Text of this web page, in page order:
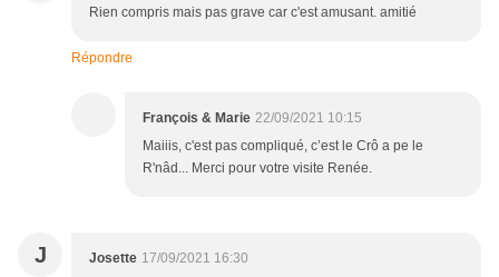
Rien compris mais pas grave car c'est amusant. amitié
Répondre
François & Marie 22/09/2021 10:15
Maiiis, c'est pas compliqué, c’est le Crô a pe le
R'nâd... Merci pour votre visite Renée.
J Josette 17/09/2021 16:30